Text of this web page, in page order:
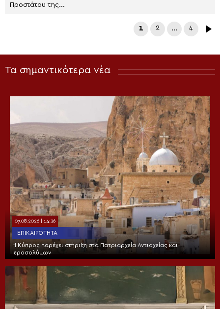
Προστάτου της...
1 2 … 4
Τα σημαντικότερα νέα
07.08.2026 | 14:36
ΕΠΙΚΑΙΡΌΤΗΤΑ
Η Κύπρος παρέχει στήριξη στα Πατριαρχεία Αντιοχείας και
Ιεροσολύμων